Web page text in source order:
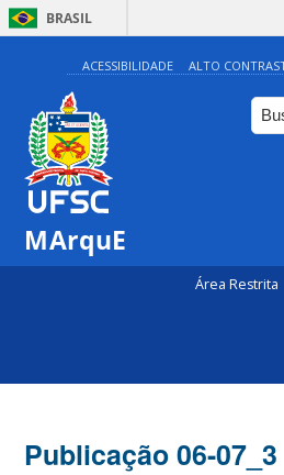
BRASIL
ACESSIBILIDADE ALTO
MArquE
Área Restrita
Publicação 06-07_3